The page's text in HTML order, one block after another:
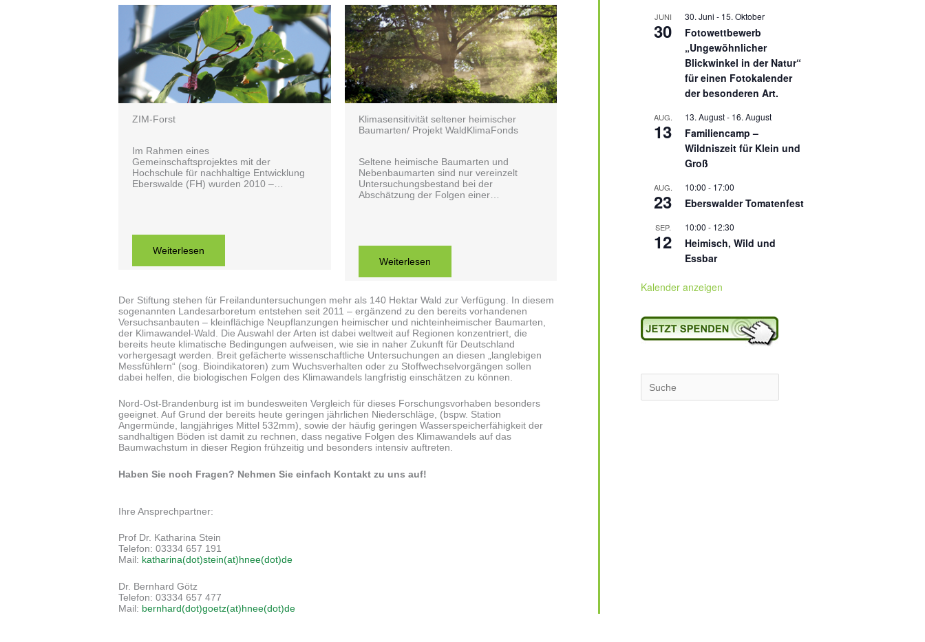
ZIM-Forst
Im Rahmen eines
Gemeinschaftsprojektes mit der
Hochschule für nachhaltige Entwicklung
Eberswalde (FH) wurden 2010 –…
Weiterlesen
Klimasensitivität seltener heimischer
Baumarten/ Projekt WaldKlimaFonds
Seltene heimische Baumarten und
Nebenbaumarten sind nur vereinzelt
Untersuchungsbestand bei der
Abschätzung der Folgen einer…
Weiterlesen
Der Stiftung stehen für Freilanduntersuchungen mehr als 140 Hektar Wald zur Verfügung. In diesem
sogenannten Landesarboretum entstehen seit 2011 – ergänzend zu den bereits vorhandenen
Versuchsanbauten – kleinflächige Neupflanzungen heimischer und nichteinheimischer Baumarten,
der Klimawandel-Wald. Die Auswahl der Arten ist dabei weltweit auf Regionen konzentriert, die
bereits heute klimatische Bedingungen aufweisen, wie sie in naher Zukunft für Deutschland
vorhergesagt werden. Breit gefächerte wissenschaftliche Untersuchungen an diesen „langlebigen
Messfühlern“ (sog. Bioindikatoren) zum Wuchsverhalten oder zu Stoffwechselvorgängen sollen
dabei helfen, die biologischen Folgen des Klimawandels langfristig einschätzen zu können.
Nord-Ost-Brandenburg ist im bundesweiten Vergleich für dieses Forschungsvorhaben besonders
geeignet. Auf Grund der bereits heute geringen jährlichen Niederschläge, (bspw. Station
Angermünde, langjähriges Mittel 532mm), sowie der häufig geringen Wasserspeicherfähigkeit der
sandhaltigen Böden ist damit zu rechnen, dass negative Folgen des Klimawandels auf das
Baumwachstum in dieser Region frühzeitig und besonders intensiv auftreten.
Haben Sie noch Fragen? Nehmen Sie einfach Kontakt zu uns auf!
Ihre Ansprechpartner:
Prof Dr. Katharina Stein
Telefon: 03334 657 191
Mail: katharina(dot)stein(at)hnee(dot)de
Dr. Bernhard Götz
Telefon: 03334 657 477
Mail: bernhard(dot)goetz(at)hnee(dot)de
JUNI
30
30. Juni - 15. Oktober
Fotowettbewerb
„Ungewöhnlicher
Blickwinkel in der Natur“
für einen Fotokalender
der besonderen Art.
AUG.
13
13. August- 16. August
Familiencamp –
Wildniszeit für Klein und
Groß
AUG.
23
10:00 - 17:00
Eberswalder Tomatenfest
SEP.
12
10:00 - 12:30
Heimisch, Wild und
Essbar
Kalender anzeigen
Suchen